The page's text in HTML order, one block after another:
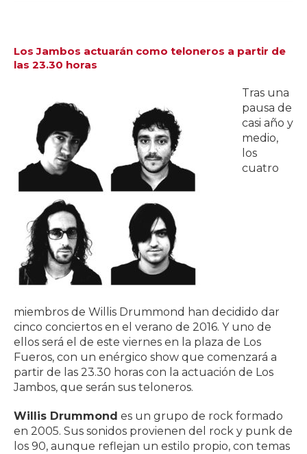
Los Jambos actuarán como teloneros a partir de
las 23.30 horas
Tras una
pausa de
casi año y
medio,
los
cuatro
miembros de Willis Drummond han decidido dar
cinco conciertos en el verano de 2016. Y uno de
ellos será el de este viernes en la plaza de Los
Fueros, con un enérgico show que comenzará a
partir de las 23.30 horas con la actuación de Los
Jambos, que serán sus teloneros.
Willis Drummond es un grupo de rock formado
en 2005. Sus sonidos provienen del rock y punk de
los 90, aunque reflejan un estilo propio, con temas